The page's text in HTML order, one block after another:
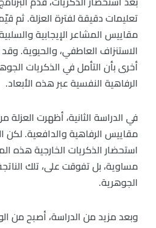
تعليمات دقيقة لفترة العزلة. ثم
مقاييس المشاعر الإيجابية
الاستنزاف العاطفي، والحيوية.
أخرى بأن التأمل في الذكريات
الرفاهية النفسية عبر هذه الأبعاد.
في الدراسة الثانية، أظهرت العزلة
مقاييس الرفاهية والدافعية. لكن
استحضار الذكريات الخارجية هذه
مساوية، بل تفوقت على، تلك
الجوهرية.
وبعد مزيد من الدراسة، أصبح من